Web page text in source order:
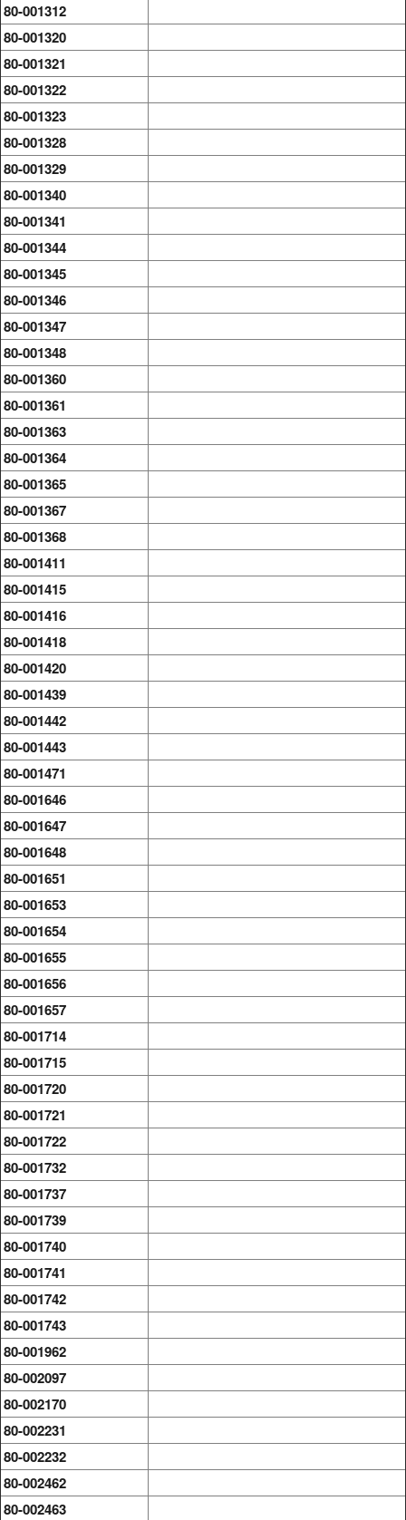
80-001312
80-001320
80-001321
80-001322
80-001323
80-001328
80-001329
80-001340
80-001341
80-001344
80-001345
80-001346
80-001347
80-001348
80-001360
80-001361
80-001363
80-001364
80-001365
80-001367
80-001368
80-001411
80-001415
80-001416
80-001418
80-001420
80-001439
80-001442
80-001443
80-001471
80-001646
80-001647
80-001648
80-001651
80-001653
80-001654
80-001655
80-001656
80-001657
80-001714
80-001715
80-001720
80-001721
80-001722
80-001732
80-001737
80-001739
80-001740
80-001741
80-001742
80-001743
80-001962
80-002097
80-002170
80-002231
80-002232
80-002462
80-002463